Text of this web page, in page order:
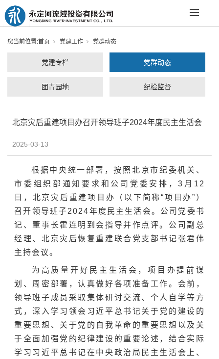
您当前位置:首页 党建工作 党群动态
党建专栏 党群动态
团青园地 纪检监督
北京灾后重建项目办召开领导班子2024年度民主生活会
2025-03-13
根据中央统一部署，按照北京市纪委机关、
市委组织部通知要求和公司党委安排，3月12
日，北京灾后重建项目办（以下简称“项目办”）
召开领导班子2024年度民主生活会。公司党委书
记、董事长霍连明到会指导并作点评。公司副总
经理、北京灾后恢复重建联合党支部书记张君伟
主持会议。
为高质量开好民主生活会，项目办提前谋
划、周密部署，认真做好各项准备工作。会前，
领导班子成员采取集体研讨交流、个人自学等方
式，深入学习领会习近平总书记关于党的建设的
重要思想、关于党的自我革命的重要思想以及关
于全面加强党的纪律建设的重要论述，结合实际
学习习近平总书记在中央政治局民主生活会上、